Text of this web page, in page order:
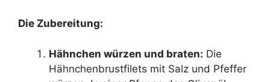
Die Zubereitung:
Hähnchen würzen und braten: Die
Hähnchenbrustfilets mit Salz und Pfeffer